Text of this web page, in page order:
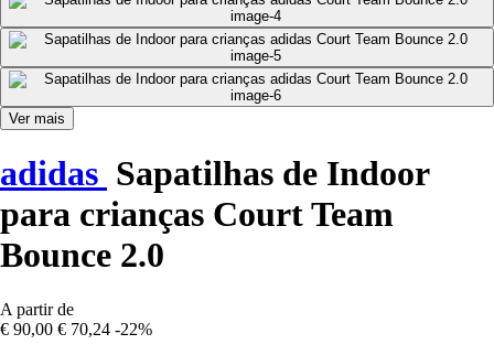
Ver mais
adidas Sapatilhas de Indoor
para crianças Court Team
Bounce 2.0
A partir de
€ 90,00 € 70,24 -22%